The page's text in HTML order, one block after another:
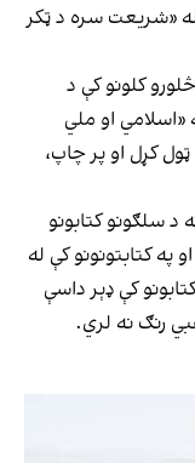
«شریعت سره د ټکر
کلونو کې د
«اسلامي او ملي
ټول کړل او پر چاپ،
د سلګونو کتابونو
کتابتونونو کې له
کې ډېر داسې
رنګ نه لري.